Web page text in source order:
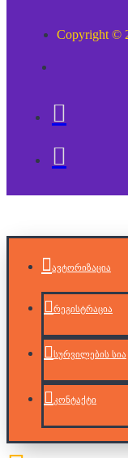
Copyright ©
ავტორიზაცია
რეგისტრაცია
სურვილების სია
კონტაქტი